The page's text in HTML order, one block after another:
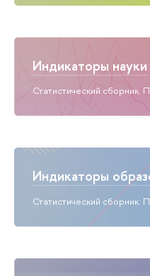
Индикаторы науки
Статистический сборник.
Индикаторы
Статистический сборник.